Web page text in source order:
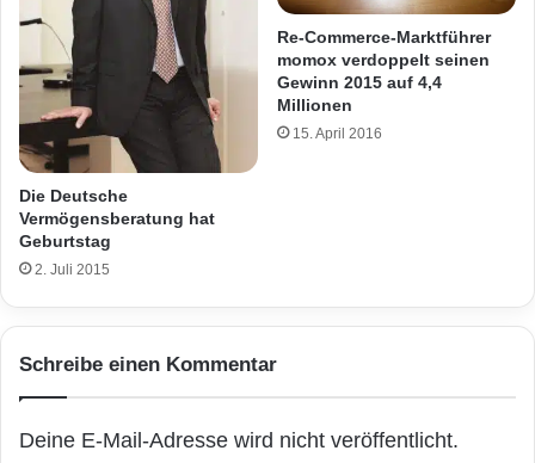
Die Deutsche
Vermögensberatung hat
Geburtstag
2. Juli 2015
Re-Commerce-Marktführer
momox verdoppelt seinen
Gewinn 2015 auf 4,4
Millionen
15. April 2016
Schreibe einen Kommentar
Deine E-Mail-Adresse wird nicht veröffentlicht.